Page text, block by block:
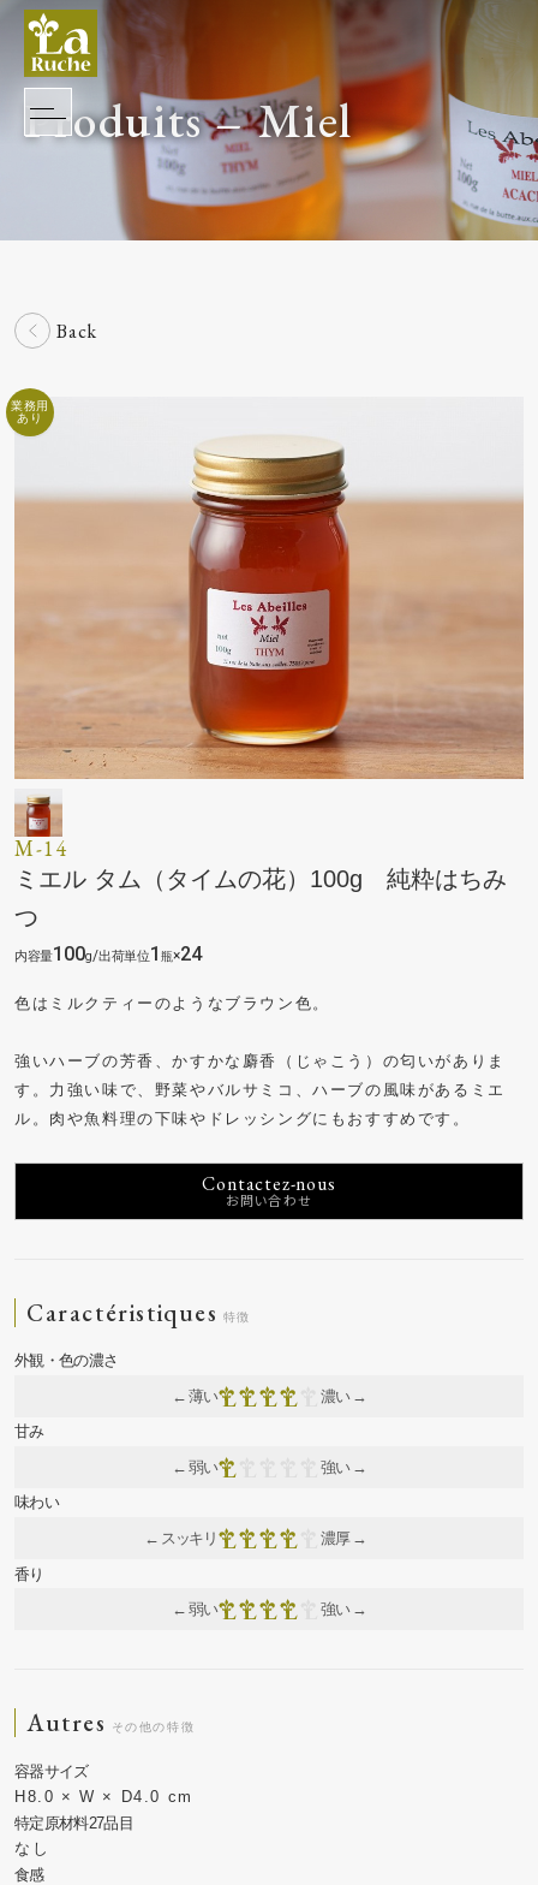
Produits – Miel
Back
M-14
ミエル タム（タイムの花）100g 純粋はちみ
つ
100 / 1 ×24
色はミルクティーのようなブラウン色。
強いハーブの芳香、かすかな麝香（じゃこう）の匂いがありま
す。力強い味で、野菜やバルサミコ、ハーブの風味があるミエ
ル。肉や魚料理の下味やドレッシングにもおすすめです。
Contactez-nous
Caractéristiques
← 薄い 濃い →
← 弱い 強い →
← スッキリ 濃厚 →
← 弱い 強い →
Autres
H8.0 × W × D4.0 cm
なし